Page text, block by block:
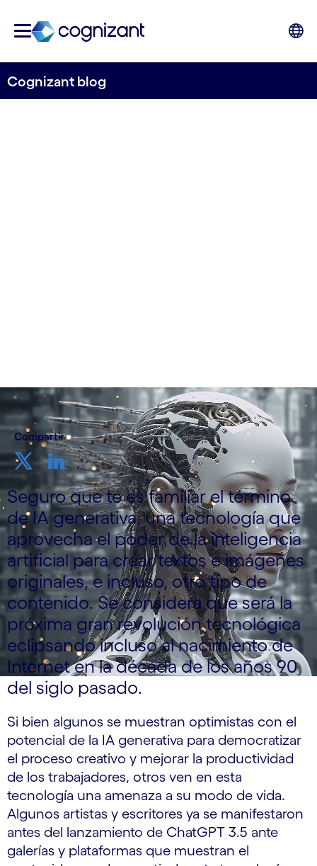
Cognizant blog
Compartir
Seguro que te es familiar el término
de IA generativa, una tecnología que
aprovecha el poder de la inteligencia
artificial para crear textos e imágenes
originales, e incluso, otro tipo de
contenido. Se considera que será la
próxima gran revolución tecnológica
eclipsando incluso al nacimiento de
Internet en la década de los años 90
del siglo pasado.
Si bien algunos se muestran optimistas con el
potencial de la IA generativa para democratizar
el proceso creativo y mejorar la productividad
de los trabajadores, otros ven en esta
tecnología una amenaza a su modo de vida.
Algunos artistas y escritores ya se manifestaron
antes del lanzamiento de ChatGPT 3.5 ante
galerías y plataformas que muestran el